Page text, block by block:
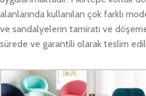
alanlarında kullanılan çok farklı
ve sandalyelerin tamiratı ve
sürede ve garantili olarak teslim